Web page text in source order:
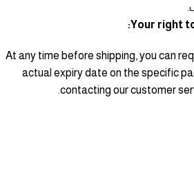
Your right
At any time before shipping, you can
actual expiry date on the specific
contacting our customer